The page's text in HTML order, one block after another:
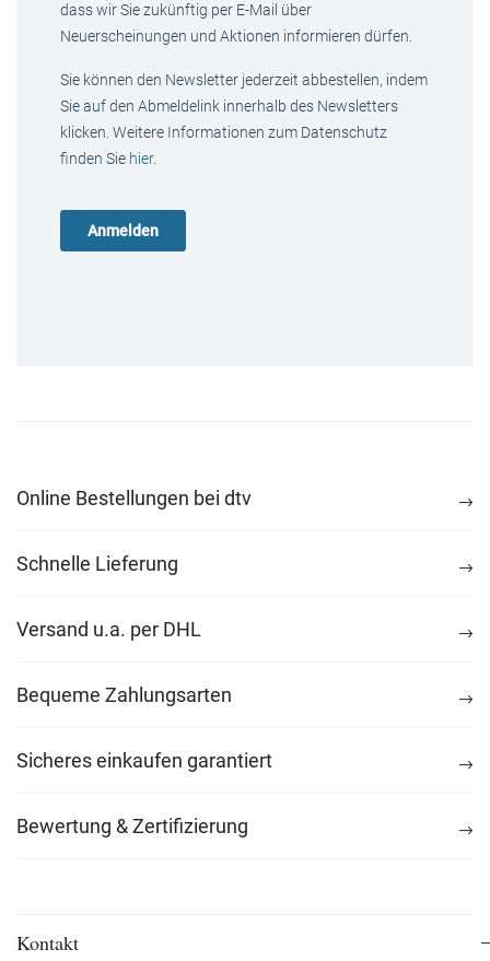
dass wir Sie zukünftig per E-Mail über
Neuerscheinungen und Aktionen informieren dürfen.
Sie können den Newsletter jederzeit abbestellen, indem
Sie auf den Abmeldelink innerhalb des Newsletters
klicken. Weitere Informationen zum Datenschutz
finden Sie hier.
Online Bestellungen bei dtv
Schnelle Lieferung
Versand u.a. per DHL
Bequeme Zahlungsarten
Sicheres einkaufen garantiert
Bewertung & Zertifizierung
Kontakt